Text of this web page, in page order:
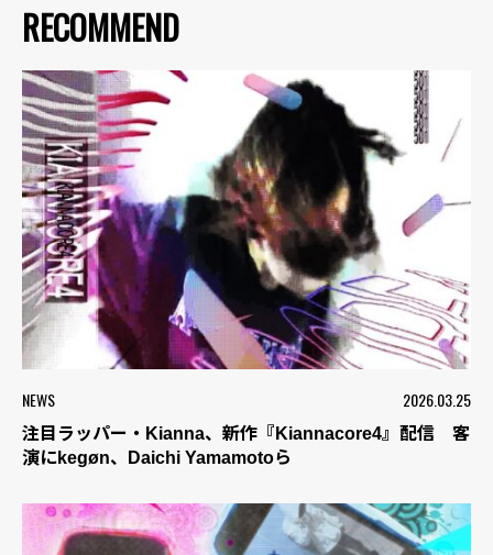
RECOMMEND
NEWS 2026.03.25
注目ラッパー・Kianna、新作『Kiannacore4』配信 客
演にkegøn、Daichi Yamamotoら